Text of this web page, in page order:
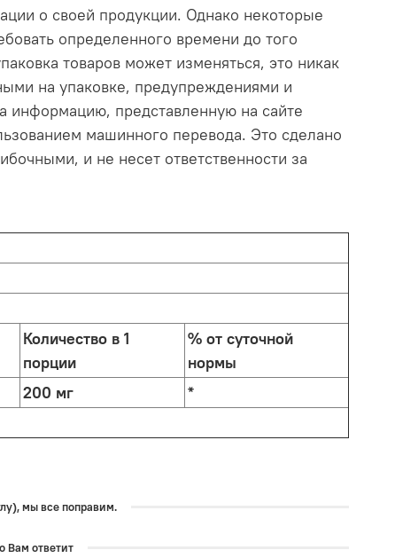
о своей продукции. Однако некоторые
определенного времени до того
товаров может изменяться, это никак
на упаковке, предупреждениями и
информацию, представленную на сайте
машинного перевода. Это сделано
и не несет ответственности за
Количество в 1
порции
% от суточной
нормы
200 мг
*
мы все поправим.
Вам ответит